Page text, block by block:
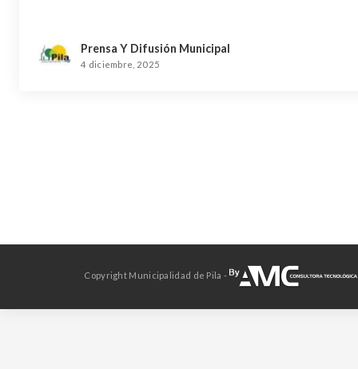
Prensa Y Difusión Municipal
4 diciembre, 2025
Copyright Municipalidad de Pila -